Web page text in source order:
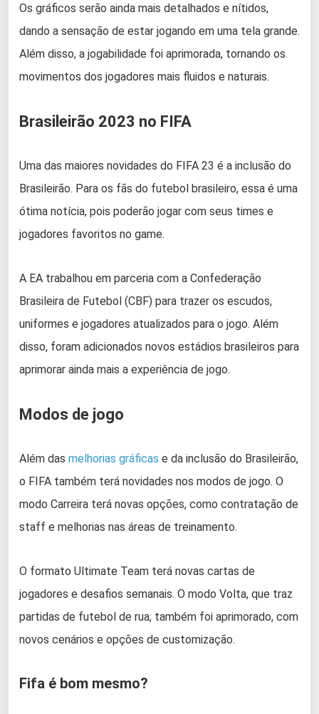
Os gráficos serão ainda mais detalhados e nítidos,
dando a sensação de estar jogando em uma tela grande.
Além disso, a jogabilidade foi aprimorada, tornando os
movimentos dos jogadores mais fluidos e naturais.
Brasileirão 2023 no FIFA
Uma das maiores novidades do FIFA 23 é a inclusão do
Brasileirão. Para os fãs do futebol brasileiro, essa é uma
ótima notícia, pois poderão jogar com seus times e
jogadores favoritos no game.
A EA trabalhou em parceria com a Confederação
Brasileira de Futebol (CBF) para trazer os escudos,
uniformes e jogadores atualizados para o jogo. Além
disso, foram adicionados novos estádios brasileiros para
aprimorar ainda mais a experiência de jogo.
Modos de jogo
Além das melhorias gráficas e da inclusão do Brasileirão,
o FIFA também terá novidades nos modos de jogo. O
modo Carreira terá novas opções, como contratação de
staff e melhorias nas áreas de treinamento.
O formato Ultimate Team terá novas cartas de
jogadores e desafios semanais. O modo Volta, que traz
partidas de futebol de rua, também foi aprimorado, com
novos cenários e opções de customização.
Fifa é bom mesmo?